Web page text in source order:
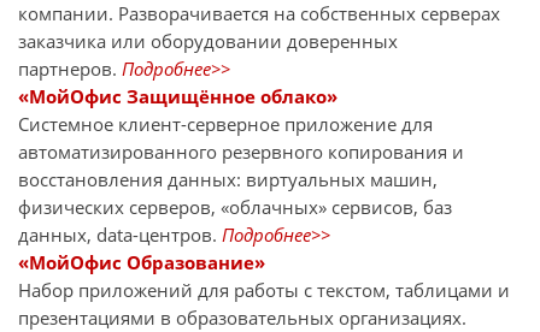
компании. Разворачивается на собственных серверах
заказчика или оборудовании доверенных
партнеров. Подробнее>>
«МойОфис Защищённое облако»
Системное клиент-серверное приложение для
автоматизированного резервного копирования и
восстановления данных: виртуальных машин,
физических серверов, «облачных» сервисов, баз
данных, data-центров. Подробнее>>
«МойОфис Образование»
Набор приложений для работы с текстом, таблицами и
презентациями в образовательных организациях.